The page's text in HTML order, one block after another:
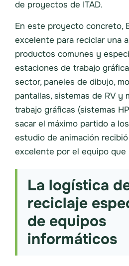
de proyectos de ITAD.
En este proyecto concreto,
excelente para reciclar una
productos comunes y
estaciones de trabajo
sector, paneles de dibujo,
pantallas, sistemas de RV y
trabajo gráficas (sistemas
sacar el máximo partido a
estudio de animación
excelente por el equipo que
La logística
reciclaje
de equipos
informáticos